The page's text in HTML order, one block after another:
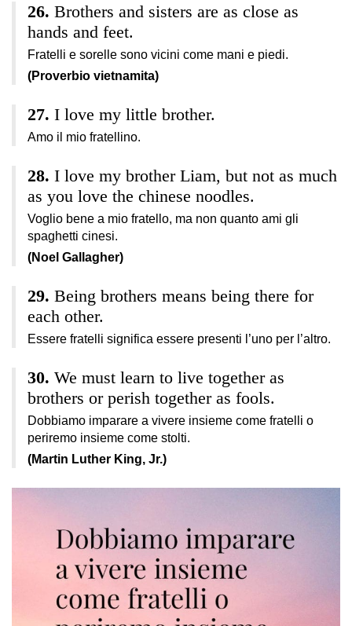
Brothers and sisters are as close as
hands and feet.
Fratelli e sorelle sono vicini come mani e piedi.
(Proverbio vietnamita)
I love my little brother.
Amo il mio fratellino.
I love my brother Liam, but not as much
as you love the chinese noodles.
Voglio bene a mio fratello, ma non quanto ami gli
spaghetti cinesi.
(Noel Gallagher)
Being brothers means being there for
each other.
Essere fratelli significa essere presenti l’uno per l’altro.
We must learn to live together as
brothers or perish together as fools.
Dobbiamo imparare a vivere insieme come fratelli o
periremo insieme come stolti.
(Martin Luther King, Jr.)